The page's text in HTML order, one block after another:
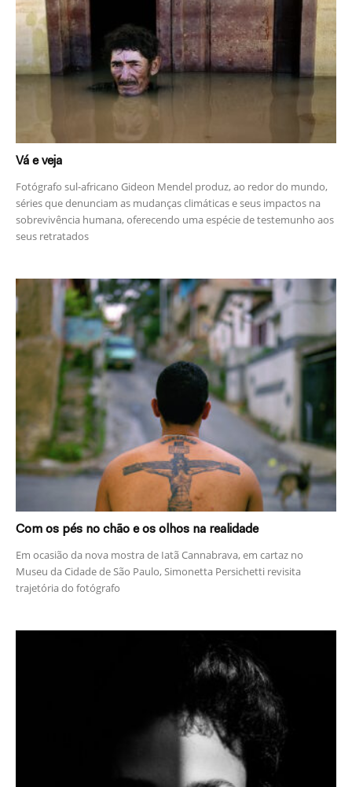
Vá e veja
Fotógrafo sul-africano Gideon Mendel produz, ao redor do mundo,
séries que denunciam as mudanças climáticas e seus impactos na
sobrevivência humana, oferecendo uma espécie de testemunho aos
seus retratados
Com os pés no chão e os olhos na realidade
Em ocasião da nova mostra de Iatã Cannabrava, em cartaz no
Museu da Cidade de São Paulo, Simonetta Persichetti revisita
trajetória do fotógrafo